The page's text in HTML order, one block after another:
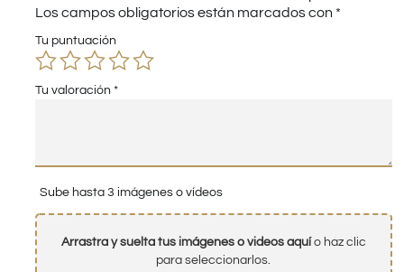
Los campos obligatorios están marcados con *
Tu puntuación
Tu valoración *
Sube hasta 3 imágenes o vídeos
Arrastra y suelta tus imágenes o videos aquío haz clic
para seleccionarlos.